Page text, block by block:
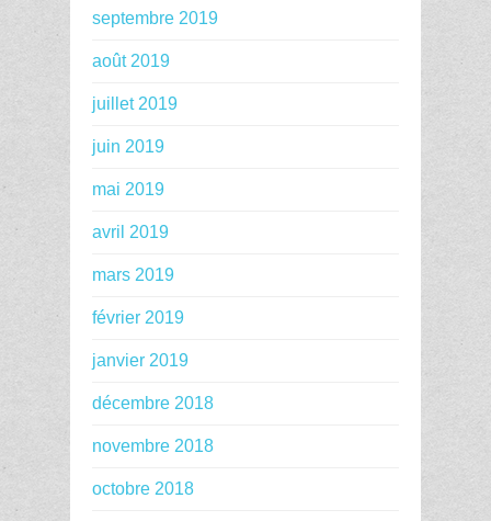
septembre 2019
août 2019
juillet 2019
juin 2019
mai 2019
avril 2019
mars 2019
février 2019
janvier 2019
décembre 2018
novembre 2018
octobre 2018